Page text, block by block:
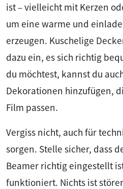
ist – vielleicht mit Kerzen
um eine warme und
erzeugen. Kuschelige
dazu ein, es sich richtig
du möchtest, kannst du
Dekorationen hinzufügen,
Film passen.
Vergiss nicht, auch für
sorgen. Stelle sicher, dass
Beamer richtig eingestellt
funktioniert. Nichts ist